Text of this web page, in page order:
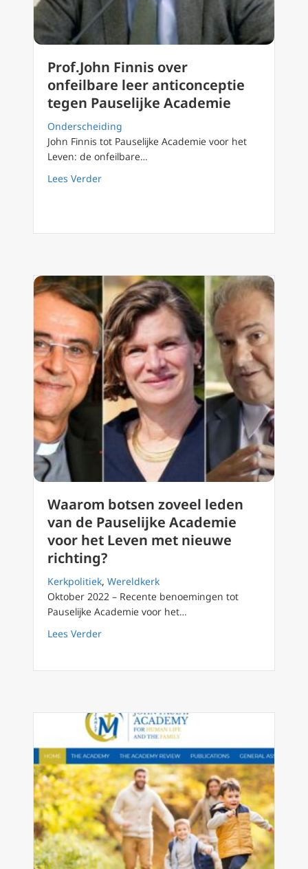
Prof.John Finnis over
onfeilbare leer anticonceptie
tegen Pauselijke Academie
Onderscheiding
John Finnis tot Pauselijke Academie voor het
Leven: de onfeilbare…
Lees Verderabout Prof.John Finnis over onfeilbare leer
Waarom botsen zoveel leden
van de Pauselijke Academie
voor het Leven met nieuwe
richting?
Kerkpolitiek, Wereldkerk
Oktober 2022 – Recente benoemingen tot
Pauselijke Academie voor het…
Lees Verderabout Waarom botsen zoveel leden van de